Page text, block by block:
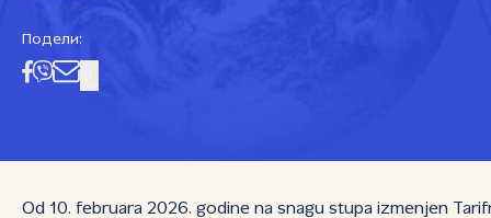
Подели:
Od 10. februara 2026. godine na snagu stupa izmenjen